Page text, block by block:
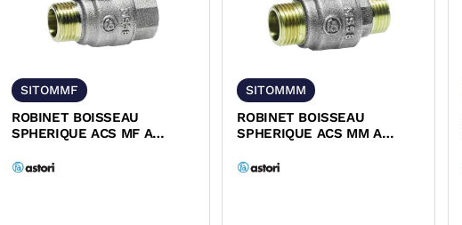
SITOMMF
ROBINET BOISSEAU
SPHERIQUE ACS MF A
SITOMMF ASTORI
SITOMMM
ROBINET BOISSEAU
SPHERIQUE ACS MM A
SITOMMM ASTORI